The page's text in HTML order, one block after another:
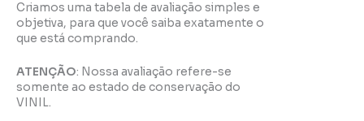
Criamos uma tabela de avaliação simples e
objetiva, para que você saiba exatamente o
que está comprando.
ATENÇÃO: Nossa avaliação refere-se
somente ao estado de conservação do
VINIL.